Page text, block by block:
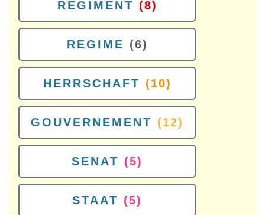
REGIMENT (8)
REGIME (6)
HERRSCHAFT (10)
GOUVERNEMENT (12)
SENAT (5)
STAAT (5)